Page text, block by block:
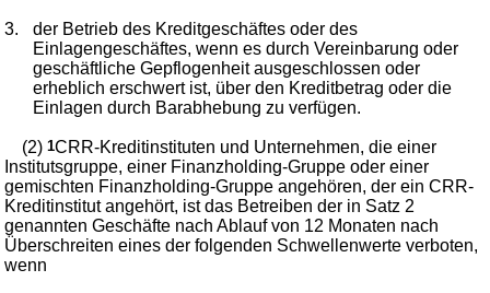
3.
der Betrieb des Kreditgeschäftes oder des
Einlagengeschäftes, wenn es durch Vereinbarung oder
geschäftliche Gepflogenheit ausgeschlossen oder
erheblich erschwert ist, über den Kreditbetrag oder die
Einlagen durch Barabhebung zu verfügen.
(2)1CRR-Kreditinstituten und Unternehmen, die einer
Institutsgruppe, einer Finanzholding-Gruppe oder einer
gemischten Finanzholding-Gruppe angehören, der ein CRR-
Kreditinstitut angehört, ist das Betreiben der in Satz 2
genannten Geschäfte nach Ablauf von 12 Monaten nach
Überschreiten eines der folgenden Schwellenwerte verboten,
wenn